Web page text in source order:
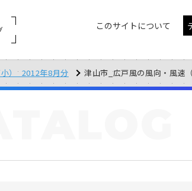
このサイトについて
）_2012年8月分 津山市_広戸風の風向・風速